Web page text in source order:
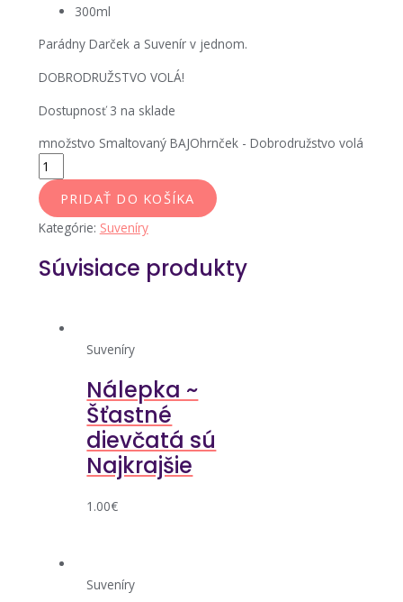
300ml
Parádny Darček a Suvenír v jednom.
DOBRODRUŽSTVO VOLÁ!
Dostupnosť 3 na sklade
množstvo Smaltovaný BAJOhrnček - Dobrodružstvo volá
PRIDAŤ DO KOŠÍKA
Kategórie: Suveníry
Súvisiace produkty
Suveníry
Nálepka ~
Šťastné
dievčatá sú
Najkrajšie
1.00€
Suveníry